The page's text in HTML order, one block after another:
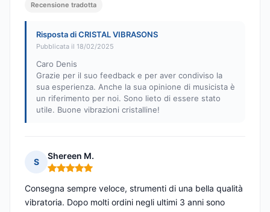
Recensione tradotta
Risposta di CRISTAL VIBRASONS
Pubblicata il 18/02/2025
Caro Denis
Grazie per il suo feedback e per aver condiviso la
sua esperienza. Anche la sua opinione di musicista è
un riferimento per noi. Sono lieto di essere stato
utile. Buone vibrazioni cristalline!
S
Shereen M.
Nota: 5 su 5
Consegna sempre veloce, strumenti di una bella qualità
vibratoria. Dopo molti ordini negli ultimi 3 anni sono